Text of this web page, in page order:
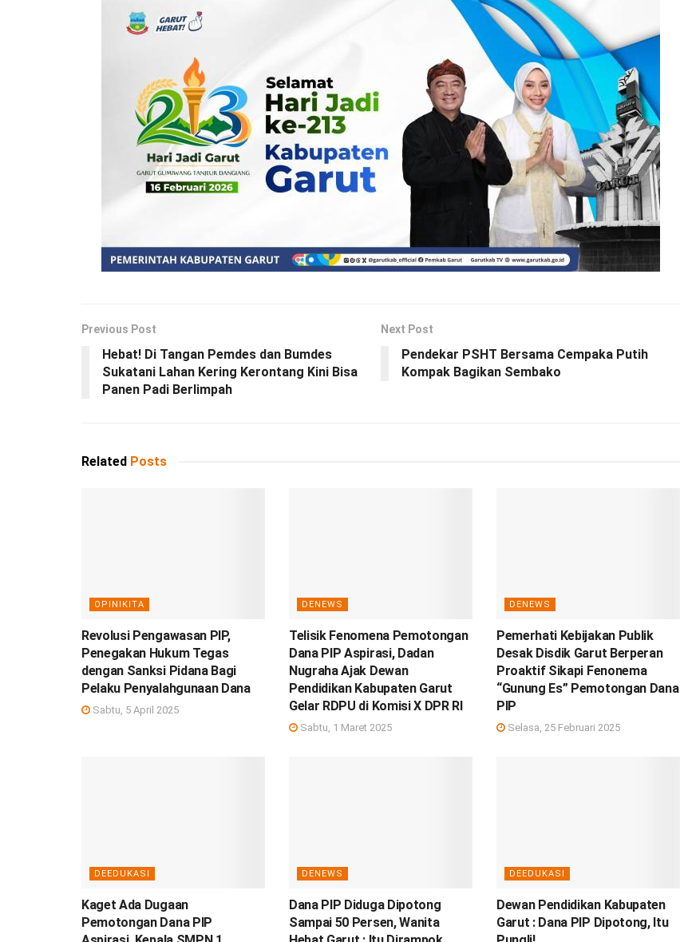
Previous Post
Hebat! Di Tangan Pemdes dan Bumdes
Sukatani Lahan Kering Kerontang Kini Bisa
Panen Padi Berlimpah
Next Post
Pendekar PSHT Bersama Cempaka Putih
Kompak Bagikan Sembako
Related Posts
OPINIKITA
Revolusi Pengawasan PIP,
Penegakan Hukum Tegas
dengan Sanksi Pidana Bagi
Pelaku Penyalahgunaan Dana
Sabtu, 5 April 2025
DENEWS
Telisik Fenomena Pemotongan
Dana PIP Aspirasi, Dadan
Nugraha Ajak Dewan
Pendidikan Kabupaten Garut
Gelar RDPU di Komisi X DPR RI
Sabtu, 1 Maret 2025
DENEWS
Pemerhati Kebijakan Publik
Desak Disdik Garut Berperan
Proaktif Sikapi Fenonema
“Gunung Es” Pemotongan Dana
PIP
Selasa, 25 Februari 2025
DEEDUKASI
Kaget Ada Dugaan
Pemotongan Dana PIP
DENEWS
Dana PIP Diduga Dipotong
Sampai 50 Persen, Wanita
DEEDUKASI
Dewan Pendidikan Kabupaten
Garut : Dana PIP Dipotong, Itu